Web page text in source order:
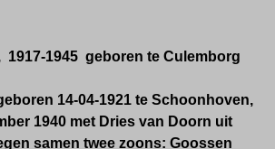
1917-1945 geboren te Culemborg
14-04-1921 te Schoonhoven,
1940 met Dries van Doorn uit
samen twee zoons: Goossen